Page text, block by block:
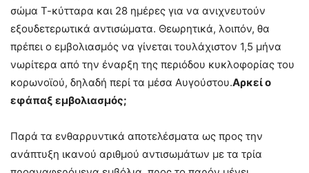
σώμα Τ-κύτταρα και 28 ημέρες για να ανιχνευτούν
εξουδετερωτικά αντισώματα. Θεωρητικά, λοιπόν, θα
πρέπει ο εμβολιασμός να γίνεται τουλάχιστον 1,5 μήνα
νωρίτερα από την έναρξη της περιόδου κυκλοφορίας του
κορωνοϊού, δηλαδή περί τα μέσα Αυγούστου.Αρκεί ο
εφάπαξ εμβολιασμός;
Παρά τα ενθαρρυντικά αποτελέσματα ως προς την
ανάπτυξη ικανού αριθμού αντισωμάτων με τα τρία